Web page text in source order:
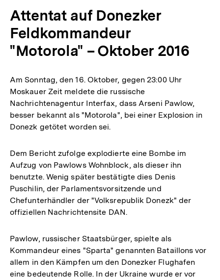
Attentat auf Donezker
Feldkommandeur
"Motorola" – Oktober 2016
Am Sonntag, den 16. Oktober, gegen 23:00 Uhr
Moskauer Zeit meldete die russische
Nachrichtenagentur Interfax, dass Arseni Pawlow,
besser bekannt als "Motorola", bei einer Explosion in
Donezk getötet worden sei.
Dem Bericht zufolge explodierte eine Bombe im
Aufzug von Pawlows Wohnblock, als dieser ihn
benutzte. Wenig später bestätigte dies Denis
Puschilin, der Parlamentsvorsitzende und
Chefunterhändler der "Volksrepublik Donezk" der
offiziellen Nachrichtensite DAN.
Pawlow, russischer Staatsbürger, spielte als
Kommandeur eines "Sparta" genannten Bataillons vor
allem in den Kämpfen um den Donezker Flughafen
eine bedeutende Rolle. In der Ukraine wurde er vor